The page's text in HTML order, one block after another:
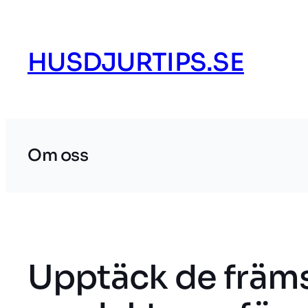
innehållHUSDJURTIPS.SE
Om oss
Upptäck de